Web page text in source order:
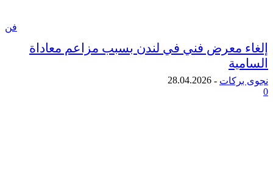
معرض فني في لندن بسبب مزاعم معاداة
-
28.04.2026